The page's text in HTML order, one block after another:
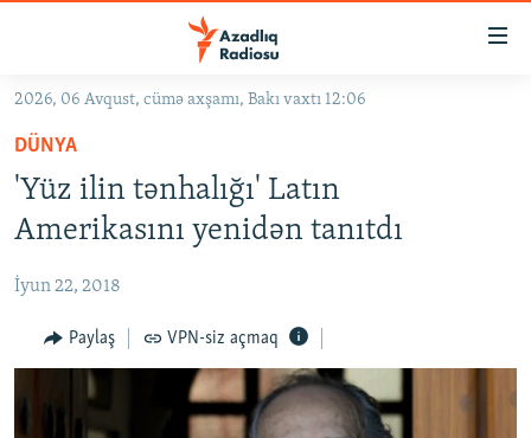
Əsas
qayıt
Əsas
naviqasiyaya
qayıt
Axtarışa
keç
#İZAHLA
KORRUPSIOMETR
FƏRQƏ BAX
QANUNI DOĞRU
ARAŞDIRMA
MULTIMEDIA
2026, 06 Avqust, cümə axşamı, Bakı vaxtı 12:06
DÜNYA
'Yüz ilin tənhalığı' Latın
Amerikasını yenidən tanıtdı
İyun 22, 2018
Paylaş VPN-siz açmaq